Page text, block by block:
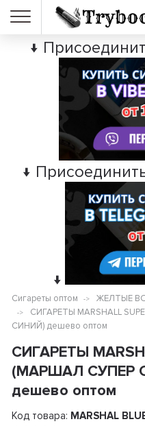
↓
↓
↓
Сигареты оптом
ЖЕЛТЫЕ
СИГАРЕТЫ MARSHALL
СИНИЙ) дешево оптом
СИГАРЕТЫ
(МАРШАЛ СУПЕР
дешево оптом
Код товара: MARSHAL